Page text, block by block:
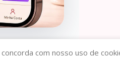
com nosso uso de